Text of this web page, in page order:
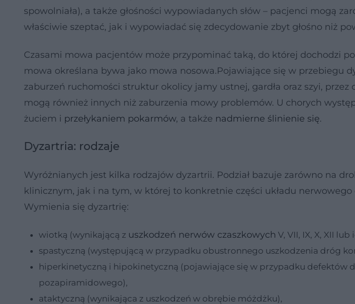
spowolniała), a także głośności wypowiadanych słów – pacjenci mogą
właściwie szeptać, jak i wypowiadać się zdecydowanie zbyt głośno niż
Czasami mowa pacjentów może przypominać taką, do której dochodzi
mowa określana bywa jako mowa nosowa.Pojawiające się w przebiegu
zaburzeń ruchomości struktur okolicy jamy ustnej, gardła oraz szyi, przez
mogą również innych niż zaburzenia mowy problemów. U chorych
żuciem i przełykaniem pokarmów, a także nadmierne ślinienie się.
Dyzartria: rodzaje
Wyróżnianych jest kilka rodzajów dyzartrii. Podział bazuje zarówno na
klinicznym, jak i na tym, w której to konkretnie części układu nerwowego
Wymienia się dyzartrię:
wiotką (wynikającą z uszkodzeń nerwów czaszkowych V, VII, IX, X, XII
spastyczną (występującą w przypadku obustronnego uszkodzenia dróg
hiperkinetyczną i hipokinetyczną (pojawiające się w przypadku defektów
pozapiramidowego),
ataktyczną (wynikająca z uszkodzeń w obrębie móżdżku),